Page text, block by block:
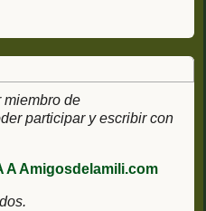
miembro de
participar y escribir con
A Amigosdelamili.com